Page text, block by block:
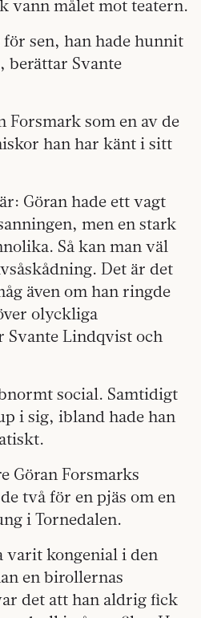
vann målet mot teatern.
för sen, han hade hunnit
berättar Svante
Forsmark som en av de
han har känt i sitt
Göran hade ett vagt
men en stark
Så kan man väl
Det är det
även om han ringde
olyckliga
Svante Lindqvist och
social. Samtidigt
i sig, ibland hade han
Göran Forsmarks
två för en pjäs om en
i Tornedalen.
varit kongenial i den
en birollernas
det att han aldrig fick